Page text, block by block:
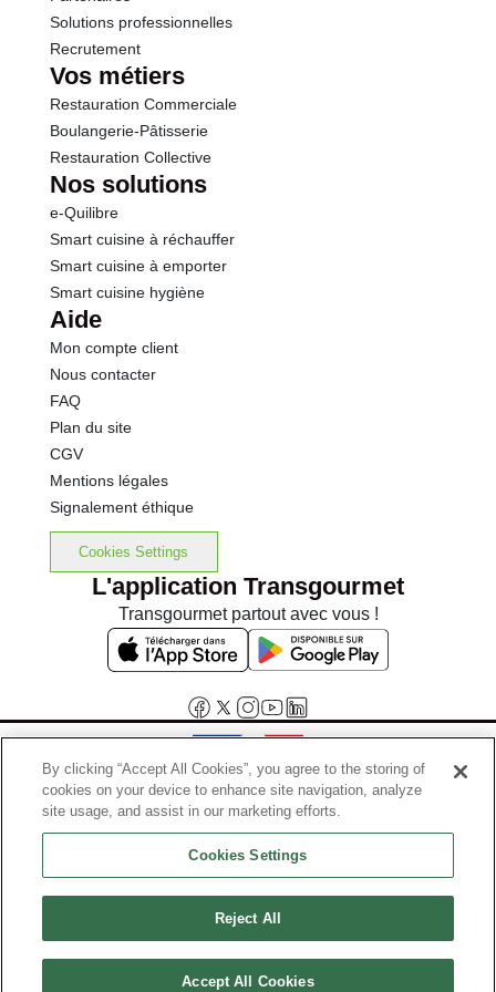
Solutions professionnelles
Recrutement
Vos métiers
Restauration Commerciale
Boulangerie-Pâtisserie
Restauration Collective
Nos solutions
e-Quilibre
Smart cuisine à réchauffer
Smart cuisine à emporter
Smart cuisine hygiène
Aide
Mon compte client
Nous contacter
FAQ
Plan du site
CGV
Mentions légales
Signalement éthique
Cookies Settings
L'application Transgourmet
Transgourmet partout avec vous !
Interdiction de vente de boissons alcooliques aux mineurs de
moins de 18 ans
La preuve de majorité de l'acheteur est exigée au moment de la vente
Code de la santé publique, Aar.l.3342-1 et l.3353-3
© Tous droits réservés
By clicking “Accept All Cookies”, you agree to the storing of
cookies on your device to enhance site navigation, analyze
site usage, and assist in our marketing efforts.
Cookies Settings
Reject All
Accept All Cookies